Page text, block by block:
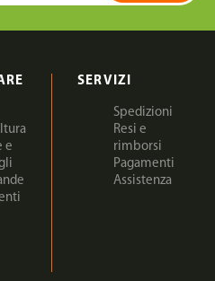
e
SERVIZI
Spedizioni
Resi e
rimborsi
Pagamenti
Assistenza